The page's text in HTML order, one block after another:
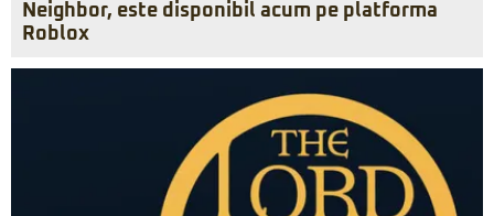
Neighbor, este disponibil acum pe platforma
Roblox